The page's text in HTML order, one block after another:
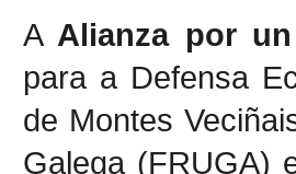
A Alianza por
para a Defensa
de Montes
Galega (FRUGA)